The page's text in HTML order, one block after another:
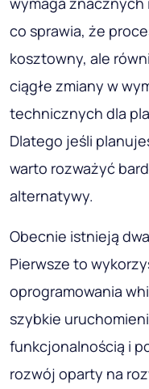
co sprawia, że
kosztowny, ale
ciągłe zmiany w
technicznych dla
Dlatego jeśli
warto rozważyć
alternatywy.
Obecnie istnieją
Pierwsze to
oprogramowania
szybkie
funkcjonalnością i
rozwój oparty na